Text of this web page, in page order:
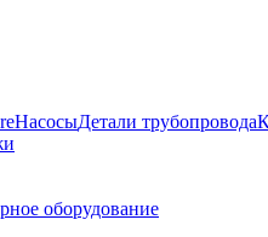
НасосыДетали трубопровода
оборудование